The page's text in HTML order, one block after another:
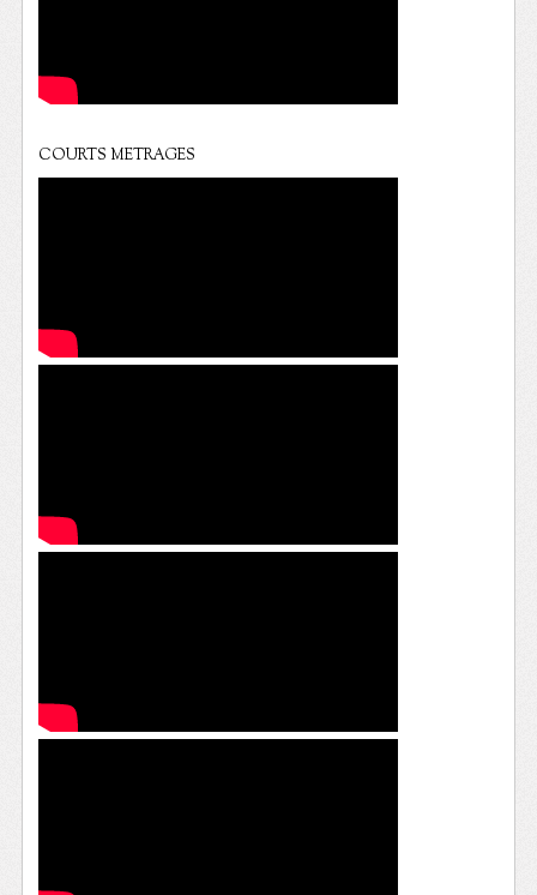
COURTS METRAGES